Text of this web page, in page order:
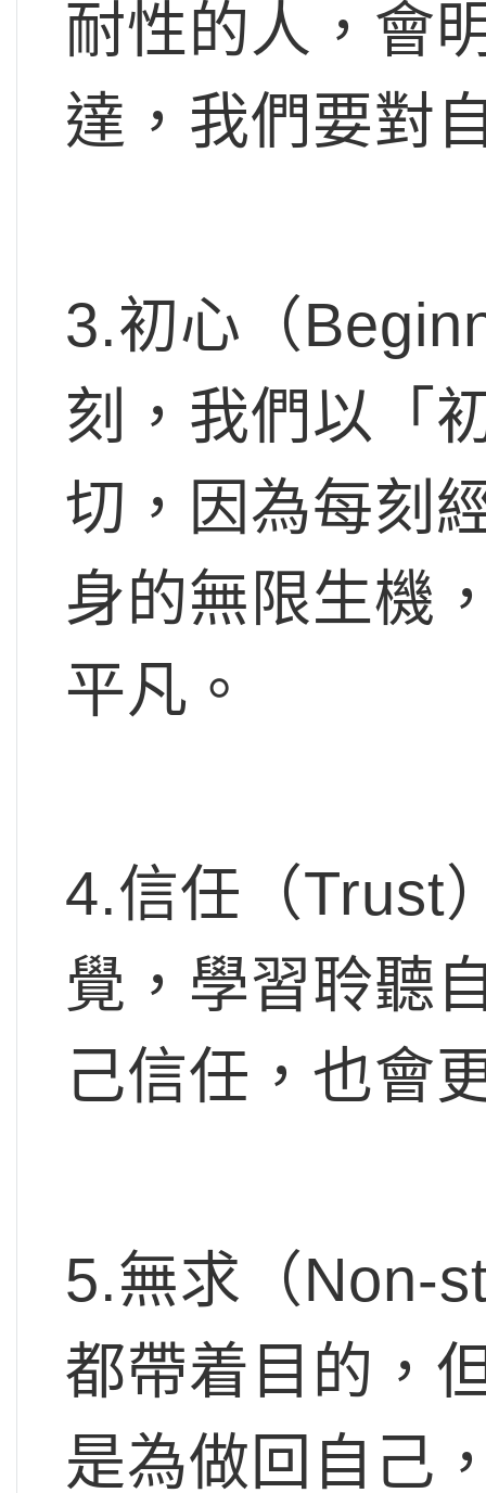
耐性的人，會
達，我們要對
3.初心（
刻，我們以「
切，因為每刻
身的無限生機
平凡。
4.信任（Trust
覺，學習聆聽
己信任，也會
5.無求（Non-
都帶着目的，
是為做回自己